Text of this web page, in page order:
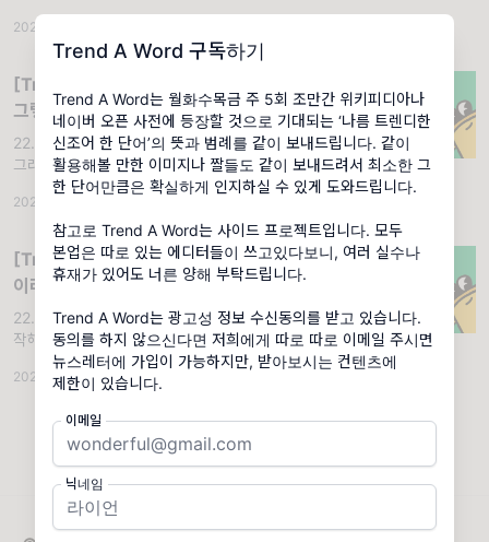
Trend A Word 구독하기
Trend A Word는 월화수목금 주 5회 조만간 위키피디아나
네이버 오픈 사전에 등장할 것으로 기대되는 ‘나름 트렌디한
신조어 한 단어’의 뜻과 범례를 같이 보내드립니다. 같이
활용해볼 만한 이미지나 짤들도 같이 보내드려서 최소한 그
한 단어만큼은 확실하게 인지하실 수 있게 도와드립니다.
참고로 Trend A Word는 사이드 프로젝트입니다. 모두
본업은 따로 있는 에디터들이 쓰고있다보니, 여러 실수나
휴재가 있어도 너른 양해 부탁드립니다.
Trend A Word는 광고성 정보 수신동의를 받고 있습니다.
동의를 하지 않으신다면 저희에게 따로 따로 이메일 주시면
뉴스레터에 가입이 가능하지만, 받아보시는 컨텐츠에
제한이 있습니다.
이메일
닉네임
2022.07.14
[Trend A Word #112] 자이언티가
그렇게 착한 손자라던데...? 아니라고?
그거 다 썰이라고?
22.01.10 (월) '자이언티할머니썰'. 용례 1. 
그래서 자이언티는 한문철TV에는 왜 나온거
래? 양화대교는 왜 불렀데...? 할머니 때문이 아
니면 대체 뭐가 이유래...?! 임 OO 씨 2. 이건
약간 인터넷 괴담 같
2022.01.10
[Trend A Word #135] 이젠 소주논쟁
이라고? ㅋㅋㅋ 깻잎에 롱패딩에... 난리
구나
22.04.26 (화) '소주논쟁'. 용례 1. 깻잎으로 시
작해서 소주논쟁으로 끝나는 것인가...? 백 OO
2022.04.26 조회 15.7K